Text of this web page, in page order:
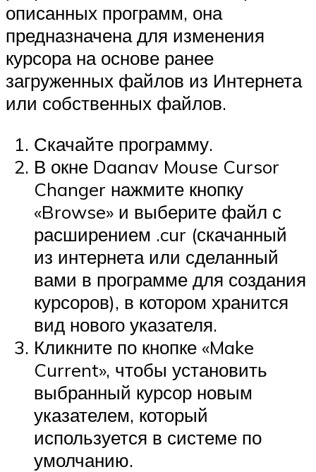
описанных программ, она
предназначена для изменения
курсора на основе ранее
загруженных файлов из Интернета
или собственных файлов.
Скачайте программу.
В окне Daanav Mouse Cursor
Changer нажмите кнопку
«Browse» и выберите файл с
расширением .cur (скачанный
из интернета или сделанный
вами в программе для создания
курсоров), в котором хранится
вид нового указателя.
Кликните по кнопке «Make
Current», чтобы установить
выбранный курсор новым
указателем, который
используется в системе по
умолчанию.